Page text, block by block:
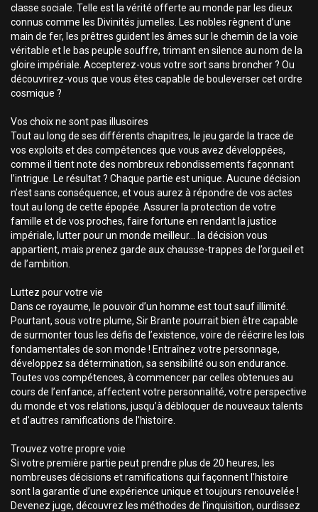
classe sociale. Telle est la vérité offerte au monde par les dieux
connus comme les Divinités jumelles. Les nobles règnent d’une
main de fer, les prêtres guident les âmes sur le chemin de la voie
véritable et le bas peuple souffre, trimant en silence au nom de la
gloire impériale. Accepterez-vous votre sort sans broncher ? Ou
découvrirez-vous que vous êtes capable de bouleverser cet ordre
cosmique ?
Vos choix ne sont pas illusoires
Tout au long de ses différents chapitres, le jeu garde la trace de
vos exploits et des compétences que vous avez développées,
comme il tient note des nombreux rebondissements façonnant
l’intrigue. Le résultat ? Chaque partie est unique. Aucune décision
n’est sans conséquence, et vous aurez à répondre de vos actes
tout au long de cette épopée. Assurer la protection de votre
famille et de vos proches, faire fortune en rendant la justice
impériale, lutter pour un monde meilleur... la décision vous
appartient, mais prenez garde aux chausse-trappes de l’orgueil et
de l’ambition.
Luttez pour votre vie
Dans ce royaume, le pouvoir d’un homme est tout sauf illimité.
Pourtant, sous votre plume, Sir Brante pourrait bien être capable
de surmonter tous les défis de l’existence, voire de réécrire les lois
fondamentales de son monde ! Entraînez votre personnage,
développez sa détermination, sa sensibilité ou son endurance.
Toutes vos compétences, à commencer par celles obtenues au
cours de l’enfance, affectent votre personnalité, votre perspective
du monde et vos relations, jusqu’à débloquer de nouveaux talents
et d’autres ramifications de l’histoire.
Trouvez votre propre voie
Si votre première partie peut prendre plus de 20 heures, les
nombreuses décisions et ramifications qui façonnent l’histoire
sont la garantie d’une expérience unique et toujours renouvelée !
Devenez juge, découvrez les méthodes de l’inquisition, ourdissez